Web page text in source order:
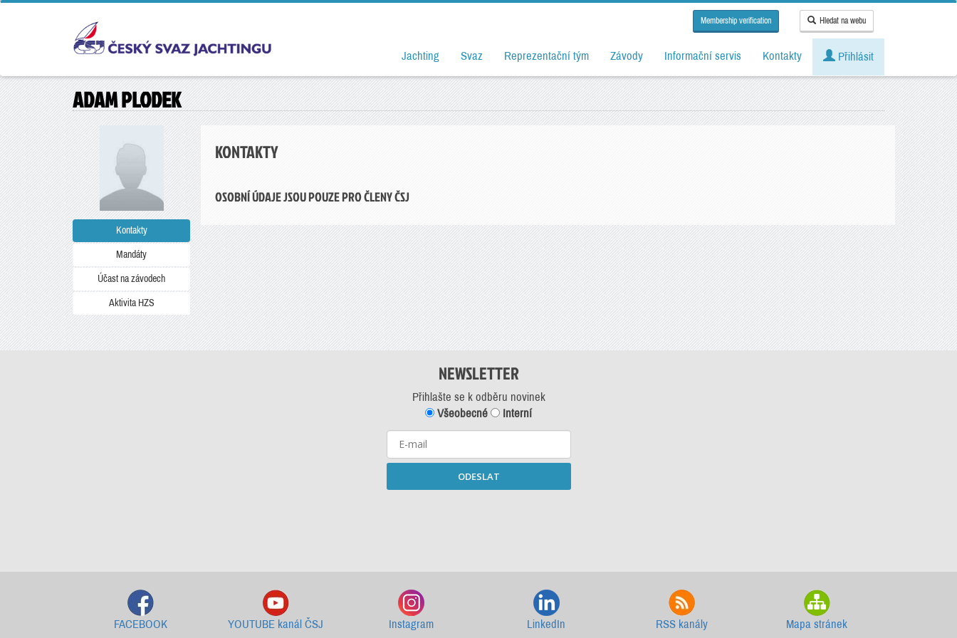
Membership verification Hledat na webu
Jachting Svaz Reprezentační tým Závody Informační servis Kontakty Přihlásit
ADAM PLODEK
Kontakty
Mandáty
Účast na závodech
Aktivita HZS
KONTAKTY
OSOBNÍ ÚDAJE JSOU POUZE PRO ČLENY ČSJ
NEWSLETTER
Přihlašte se k odběru novinek
Všeobecné
Interní
ODESLAT
FACEBOOK YOUTUBE kanál ČSJ Instagram LinkedIn RSS kanály Mapa stránek